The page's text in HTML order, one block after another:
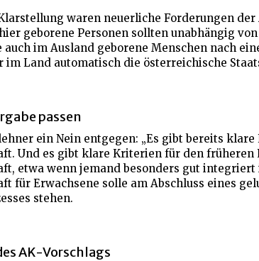
waren neuerliche Forderungen
geborene Personen sollten unabhängig
auch im Ausland geborene Menschen nach
im Land automatisch die österreichische
passen
ein Nein entgegen: „Es gibt bereits
Und es gibt klare Kriterien für den früheren
etwa wenn jemand besonders gut integriert
für Erwachsene solle am Abschluss eines
stehen.
AK-Vorschlags